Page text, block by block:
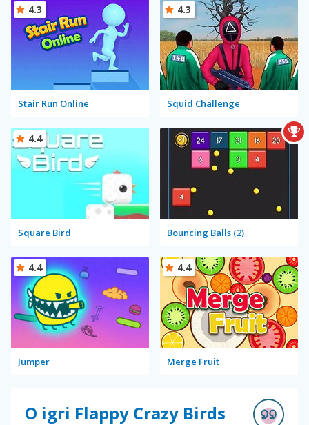
Stair Run Online
4.3
Squid Challenge
4.3
Square Bird
4.4
Bouncing Balls (2)
Jumper
4.4
Merge Fruit
4.4
O igri Flappy Crazy Birds